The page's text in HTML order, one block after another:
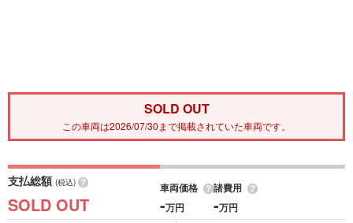
SOLD OUT
この車両は2026/07/30まで掲載されていた車両です。
支払総額 (税込)
SOLD OUT
車両価格
-万円
諸費用
-万円